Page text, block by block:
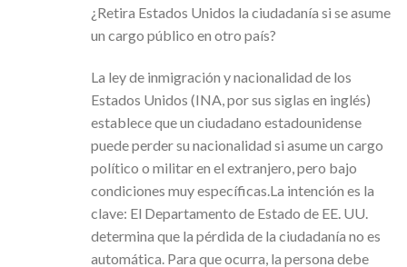
¿Retira Estados Unidos la ciudadanía si se asume
un cargo público en otro país?
La ley de inmigración y nacionalidad de los
Estados Unidos (INA, por sus siglas en inglés)
establece que un ciudadano estadounidense
puede perder su nacionalidad si asume un cargo
político o militar en el extranjero, pero bajo
condiciones muy específicas.La intención es la
clave: El Departamento de Estado de EE. UU.
determina que la pérdida de la ciudadanía no es
automática. Para que ocurra, la persona debe